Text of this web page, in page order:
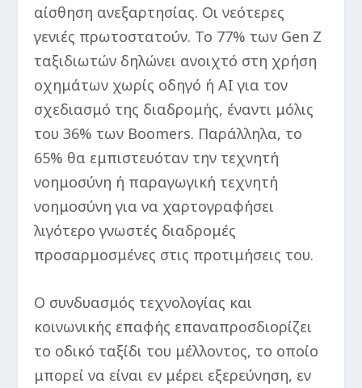
αίσθηση ανεξαρτησίας. Οι νεότερες
γενιές πρωτοστατούν. To 77% των Gen Z
ταξιδιωτών δηλώνει ανοιχτό στη χρήση
οχημάτων χωρίς οδηγό ή AI για τον
σχεδιασμό της διαδρομής, έναντι μόλις
του 36% των Boomers. Παράλληλα, το
65% θα εμπιστευόταν την τεχνητή
νοημοσύνη ή παραγωγική τεχνητή
νοημοσύνη για να χαρτογραφήσει
λιγότερο γνωστές διαδρομές
προσαρμοσμένες στις προτιμήσεις του.
Ο συνδυασμός τεχνολογίας και
κοινωνικής επαφής επαναπροσδιορίζει
το οδικό ταξίδι του μέλλοντος, το οποίο
μπορεί να είναι εν μέρει εξερεύνηση, εν